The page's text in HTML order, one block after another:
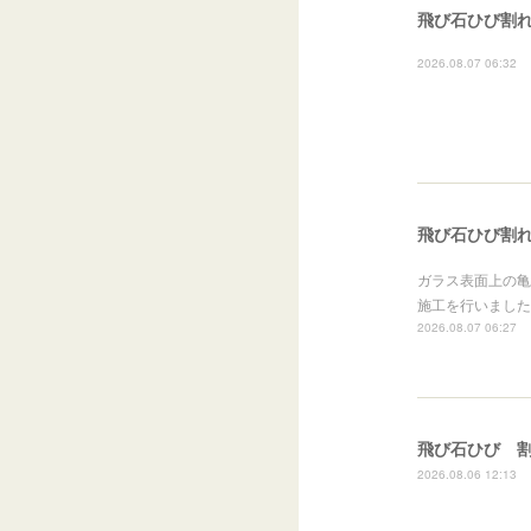
飛び石ひび割
2026.08.07 06:32
飛び石ひび割
ガラス表面上の
施工を行いまし
2026.08.07 06:27
飛び石ひび
2026.08.06 12:13